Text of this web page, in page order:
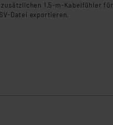
1,5-m-Kabelfühler für
Datei exportieren.